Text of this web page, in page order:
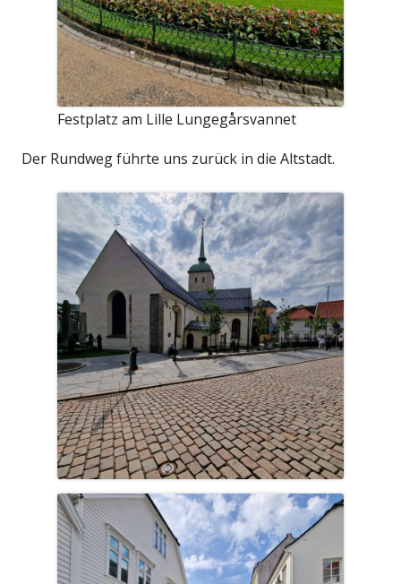
Festplatz am Lille Lungegårsvannet
Der Rundweg führte uns zurück in die Altstadt.